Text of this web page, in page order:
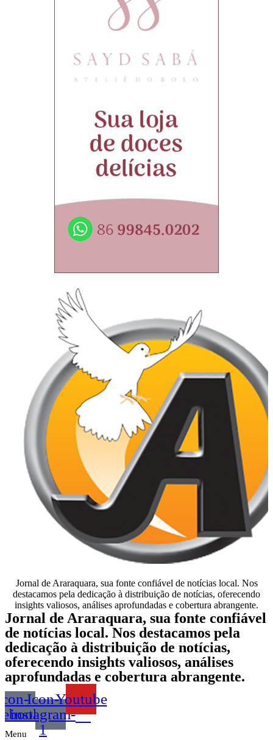
Jornal de Araraquara, sua fonte confiável de notícias local. Nos
destacamos pela dedicação à distribuição de notícias, oferecendo
insights valiosos, análises aprofundadas e cobertura abrangente.
Jornal de Araraquara, sua fonte confiável
de notícias local. Nos destacamos pela
dedicação à distribuição de notícias,
oferecendo insights valiosos, análises
aprofundadas e cobertura abrangente.
Icon-
instagram-
1
Youtube
Menu